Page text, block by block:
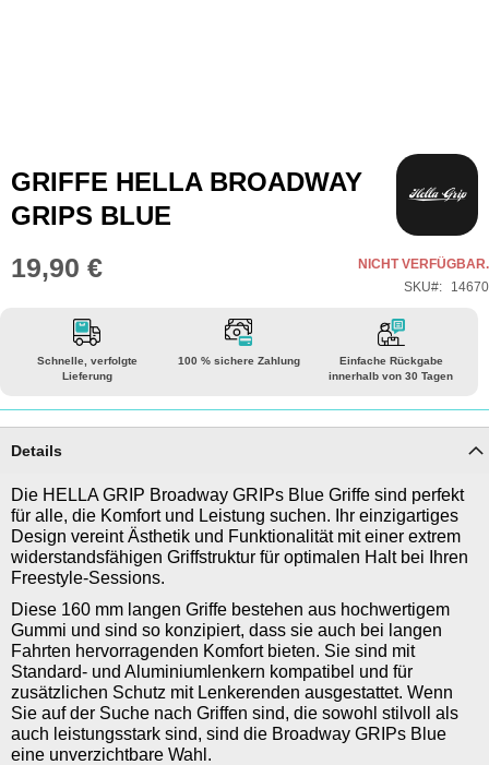
Zum
Anfang
der
Bildgalerie
springen
GRIFFE HELLA BROADWAY
GRIPS BLUE
19,90 €
NICHT VERFÜGBAR.
SKU
14670
Schnelle, verfolgte
Lieferung
100 % sichere Zahlung
Einfache Rückgabe
innerhalb von 30 Tagen
Details
Die HELLA GRIP Broadway GRIPs Blue Griffe sind perfekt
für alle, die Komfort und Leistung suchen. Ihr einzigartiges
Design vereint Ästhetik und Funktionalität mit einer extrem
widerstandsfähigen Griffstruktur für optimalen Halt bei Ihren
Freestyle-Sessions.
Diese 160 mm langen Griffe bestehen aus hochwertigem
Gummi und sind so konzipiert, dass sie auch bei langen
Fahrten hervorragenden Komfort bieten. Sie sind mit
Standard- und Aluminiumlenkern kompatibel und für
zusätzlichen Schutz mit Lenkerenden ausgestattet. Wenn
Sie auf der Suche nach Griffen sind, die sowohl stilvoll als
auch leistungsstark sind, sind die Broadway GRIPs Blue
eine unverzichtbare Wahl.